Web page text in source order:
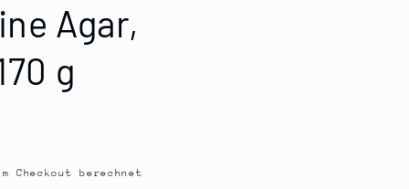
Agar,
g
Checkout berechnet